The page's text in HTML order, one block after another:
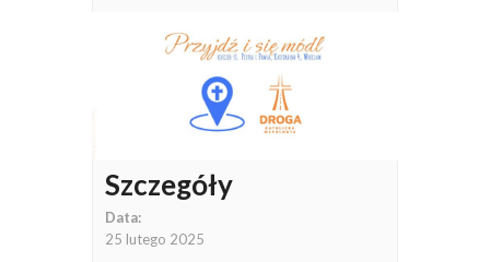
Szczegóły
Data:
25 lutego 2025